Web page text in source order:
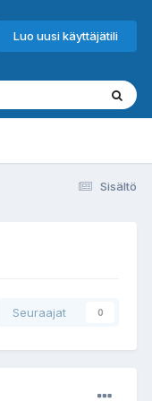
Luo uusi käyttäjätili
Sisältö
Seuraajat 0